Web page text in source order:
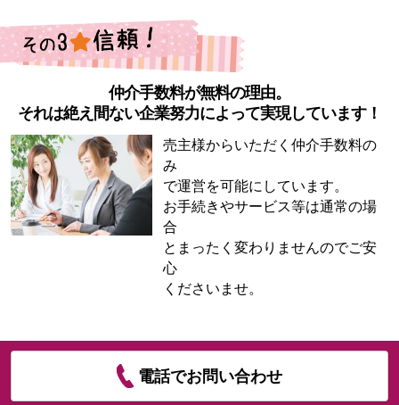
仲介手数料が無料の理由。
それは絶え間ない企業努力によって実現しています！
売主様からいただく仲介手数料の
み
で運営を可能にしています。
お手続きやサービス等は通常の場
合
とまったく変わりませんのでご安
心
くださいませ。
電話でお問い合わせ